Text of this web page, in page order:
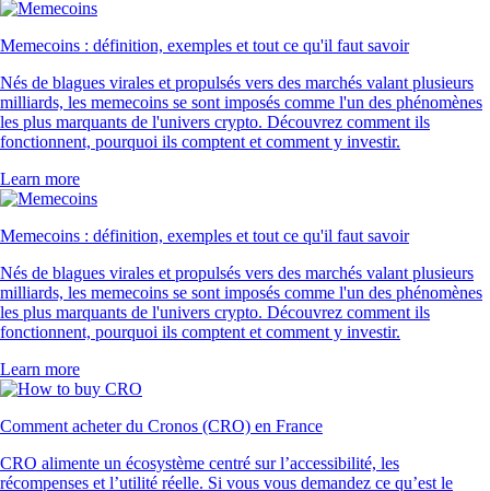
Memecoins : définition, exemples et tout ce qu'il faut savoir
Nés de blagues virales et propulsés vers des marchés valant plusieurs
milliards, les memecoins se sont imposés comme l'un des phénomènes
les plus marquants de l'univers crypto. Découvrez comment ils
fonctionnent, pourquoi ils comptent et comment y investir.
Learn more
Memecoins : définition, exemples et tout ce qu'il faut savoir
Nés de blagues virales et propulsés vers des marchés valant plusieurs
milliards, les memecoins se sont imposés comme l'un des phénomènes
les plus marquants de l'univers crypto. Découvrez comment ils
fonctionnent, pourquoi ils comptent et comment y investir.
Learn more
Comment acheter du Cronos (CRO) en France
CRO alimente un écosystème centré sur l’accessibilité, les
récompenses et l’utilité réelle. Si vous vous demandez ce qu’est le